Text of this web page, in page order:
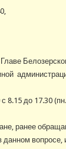
8.15 до 17.30
ранее
данном